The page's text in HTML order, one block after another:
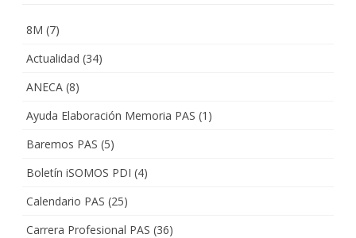
8M (7)
Actualidad (34)
ANECA (8)
Ayuda Elaboración Memoria PAS (1)
Baremos PAS (5)
Boletín iSOMOS PDI (4)
Calendario PAS (25)
Carrera Profesional PAS (36)